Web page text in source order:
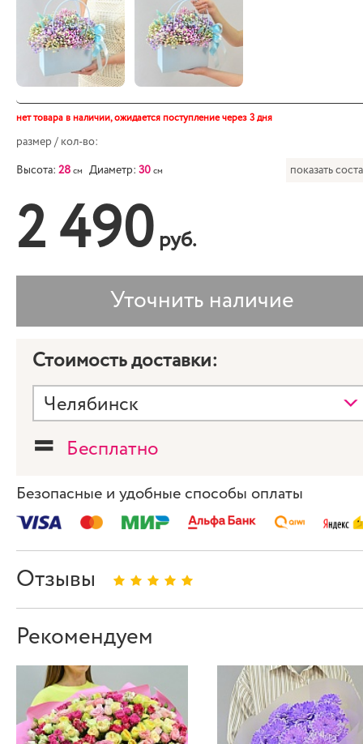
нет товара в наличии,ожидается поступление через 3 дня
размер / кол-во:
Высота: 28 см Диаметр: 30 см показать
2 490 руб.
Стоимость доставки:
= Бесплатно
Безопасные и удобные способы оплаты
Отзывы
Рекомендуем